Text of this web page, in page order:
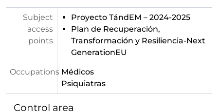
Subject
access
points
Proyecto TándEM – 2024-2025
Plan de Recuperación,
Transformación y Resiliencia-Next
GenerationEU
Occupations Médicos
Psiquiatras
Control area